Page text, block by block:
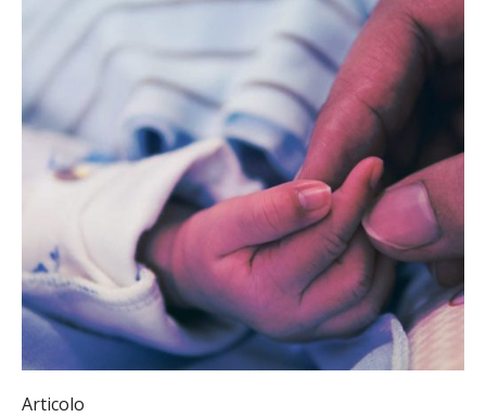
Articolo